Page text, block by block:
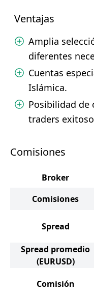
Ventajas
Amplia
diferentes
Cuentas
Islámica.
Posibilidad de
traders
Comisiones
Broker
Comisiones
Spread
Spread promedio
(EURUSD)
Comisión